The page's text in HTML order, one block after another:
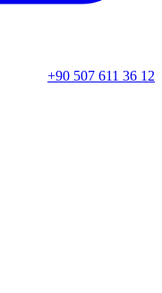
+90 507 611 36 12